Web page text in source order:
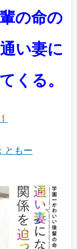
の命の
い妻に
くる。
ともー